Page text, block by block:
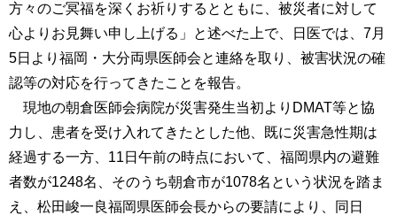
方々のご冥福を深くお祈りするとともに、被災者に対して
心よりお見舞い申し上げる」と述べた上で、日医では、7月
5日より福岡・大分両県医師会と連絡を取り、被害状況の確
認等の対応を行ってきたことを報告。
現地の朝倉医師会病院が災害発生当初よりDMAT等と協
力し、患者を受け入れてきたとした他、既に災害急性期は
経過する一方、11日午前の時点において、福岡県内の避難
者数が1248名、そのうち朝倉市が1078名という状況を踏ま
え、松田峻一良福岡県医師会長からの要請により、同日